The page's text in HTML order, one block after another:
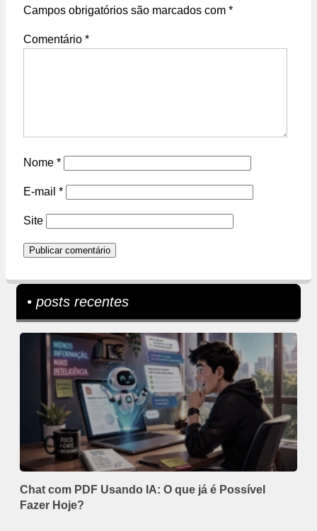
Campos obrigatórios são marcados com *
Comentário *
Nome *
E-mail *
Site
• posts recentes
Chat com PDF Usando IA: O que já é Possível
Fazer Hoje?